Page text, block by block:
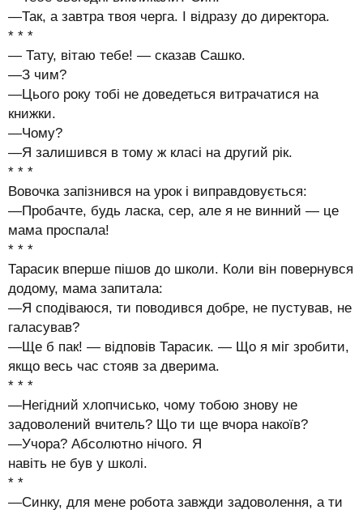
—Так, а завтра твоя черга. І відразу до директора.
* * *
— Тату, вітаю тебе! — сказав Сашко.
—З чим?
—Цього року тобі не доведеться витрачатися на
книжки.
—Чому?
—Я залишився в тому ж класі на другий рік.
* * *
Вовочка запізнився на урок і виправдовується:
—Пробачте, будь ласка, сер, але я не винний — це
мама проспала!
* * *
Тарасик вперше пішов до школи. Коли він повернувся
додому, мама запитала:
—Я сподіваюся, ти поводився добре, не пустував, не
галасував?
—Ще б пак! — відповів Тарасик. — Що я міг зробити,
якщо весь час стояв за дверима.
* * *
—Негідний хлопчисько, чому тобою знову не
задоволений вчитель? Що ти ще вчора накоїв?
—Учора? Абсолютно нічого. Я
навіть не був у школі.
* *
—Синку, для мене робота завжди задоволення, а ти